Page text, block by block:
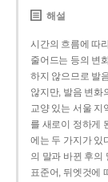
해설
시간의 흐름에 따
줄어드는 등의 변
하지 않으므로 발
않지만, 발음 변화
교양 있는 서울 지
를 새로이 정하게
에는 두 가지가 있
의 말과 바뀐 후의
표준어, 뒤엣것에